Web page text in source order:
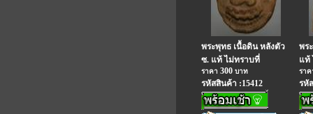
พระพุทธ เนื้อดิน หลังตัว
ซ. แท้ ไม่ทราบที่
ราคา 300 บาท
รหัสสินค้า :15412
พร
แท้
รา
รหั